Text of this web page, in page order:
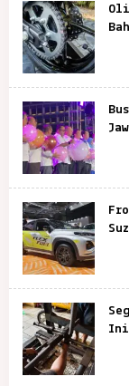
Ini